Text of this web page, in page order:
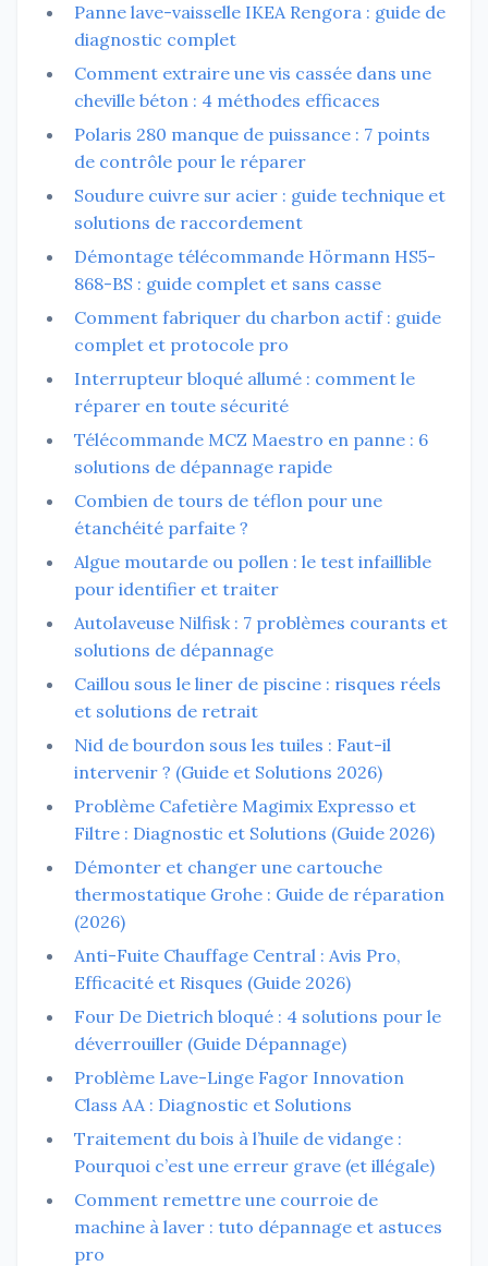
Panne lave-vaisselle IKEA Rengora : guide de
diagnostic complet
Comment extraire une vis cassée dans une
cheville béton : 4 méthodes efficaces
Polaris 280 manque de puissance : 7 points
de contrôle pour le réparer
Soudure cuivre sur acier : guide technique et
solutions de raccordement
Démontage télécommande Hörmann HS5-
868-BS : guide complet et sans casse
Comment fabriquer du charbon actif : guide
complet et protocole pro
Interrupteur bloqué allumé : comment le
réparer en toute sécurité
Télécommande MCZ Maestro en panne : 6
solutions de dépannage rapide
Combien de tours de téflon pour une
étanchéité parfaite ?
Algue moutarde ou pollen : le test infaillible
pour identifier et traiter
Autolaveuse Nilfisk : 7 problèmes courants et
solutions de dépannage
Caillou sous le liner de piscine : risques réels
et solutions de retrait
Nid de bourdon sous les tuiles : Faut-il
intervenir ? (Guide et Solutions 2026)
Problème Cafetière Magimix Expresso et
Filtre : Diagnostic et Solutions (Guide 2026)
Démonter et changer une cartouche
thermostatique Grohe : Guide de réparation
(2026)
Anti-Fuite Chauffage Central : Avis Pro,
Efficacité et Risques (Guide 2026)
Four De Dietrich bloqué : 4 solutions pour le
déverrouiller (Guide Dépannage)
Problème Lave-Linge Fagor Innovation
Class AA : Diagnostic et Solutions
Traitement du bois à l’huile de vidange :
Pourquoi c’est une erreur grave (et illégale)
Comment remettre une courroie de
machine à laver : tuto dépannage et astuces
pro